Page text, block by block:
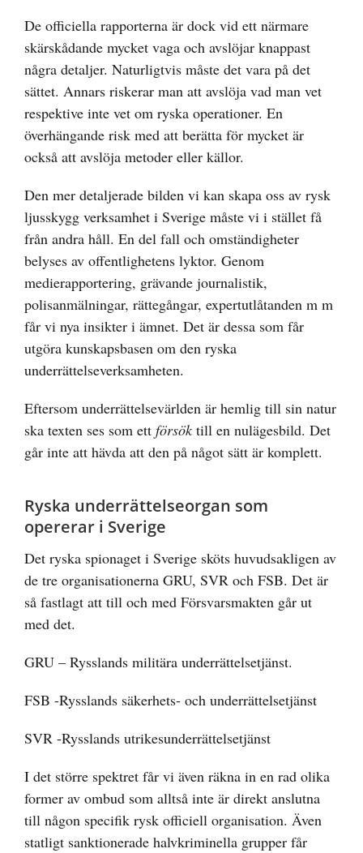
De officiella rapporterna är dock vid ett närmare
skärskådande mycket vaga och avslöjar knappast
några detaljer. Naturligtvis måste det vara på det
sättet. Annars riskerar man att avslöja vad man vet
respektive inte vet om ryska operationer. En
överhängande risk med att berätta för mycket är
också att avslöja metoder eller källor.
Den mer detaljerade bilden vi kan skapa oss av rysk
ljusskygg verksamhet i Sverige måste vi i stället få
från andra håll. En del fall och omständigheter
belyses av offentlighetens lyktor. Genom
medierapportering, grävande journalistik,
polisanmälningar, rättegångar, expertutlåtanden m m
får vi nya insikter i ämnet. Det är dessa som får
utgöra kunskapsbasen om den ryska
underrättelseverksamheten.
Eftersom underrättelsevärlden är hemlig till sin natur
ska texten ses som ett försök till en nulägesbild. Det
går inte att hävda att den på något sätt är komplett.
Ryska underrättelseorgan som
opererar i Sverige
Det ryska spionaget i Sverige sköts huvudsakligen av
de tre organisationerna GRU, SVR och FSB. Det är
så fastlagt att till och med Försvarsmakten går ut
med det.
GRU – Rysslands militära underrättelsetjänst.
FSB -Rysslands säkerhets- och underrättelsetjänst
SVR -Rysslands utrikesunderrättelsetjänst
I det större spektret får vi även räkna in en rad olika
former av ombud som alltså inte är direkt anslutna
till någon specifik rysk officiell organisation. Även
statligt sanktionerade halvkriminella grupper får